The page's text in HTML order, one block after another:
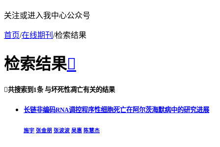
关注或进入我中心公众号
首页/在线期刊 /检索结果
检索结果
共搜索到 1条与坏死性凋亡有关的结果
长链非编码RNA调控程序性细胞死亡在阿尔茨海默病中的研究进展
施宇 张金朋 张波波 吴惠 陈慧杰